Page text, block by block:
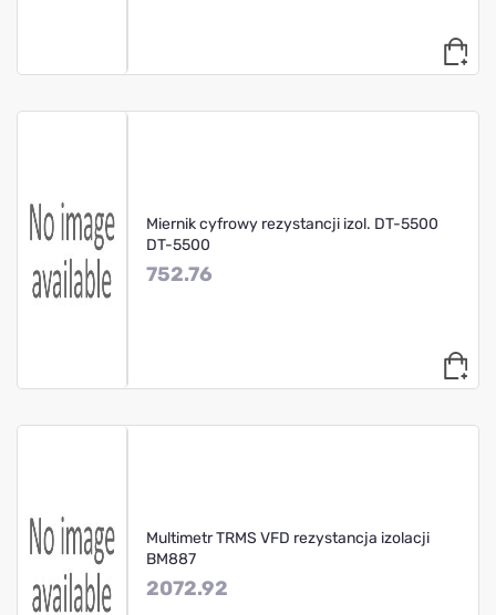
Miernik cyfrowy rezystancji izol. DT-5500
DT-5500
752.76
Multimetr TRMS VFD rezystancja izolacji
BM887
2072.92